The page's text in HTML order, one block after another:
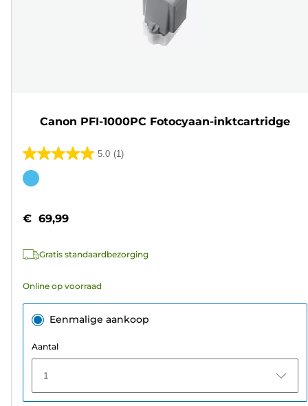
Canon PFI-1000PC Fotocyaan-inktcartridge
5.0 (1)
5.0
van
sterren.
beoordeling
Kleurencartridge
€ 69,99
Gratis standaardbezorging
Online op voorraad
Eenmalige aankoop
Aantal
1